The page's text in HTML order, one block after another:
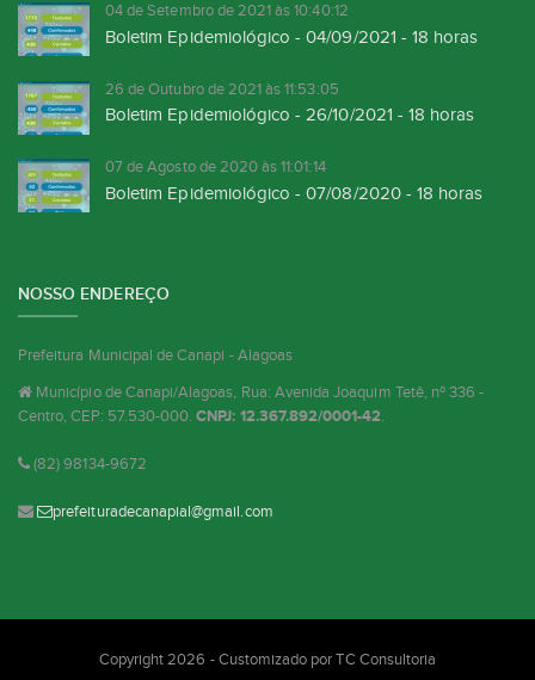
04 de Setembro de 2021 às 10:40:12
Boletim Epidemiológico - 04/09/2021 - 18 horas
26 de Outubro de 2021 às 11:53:05
Boletim Epidemiológico - 26/10/2021 - 18 horas
07 de Agosto de 2020 às 11:01:14
Boletim Epidemiológico - 07/08/2020 - 18 horas
NOSSO ENDEREÇO
Prefeitura Municipal de Canapi - Alagoas
Município de Canapi/Alagoas, Rua: Avenida Joaquim Tetê, nº 336 -
Centro, CEP: 57.530-000.CNPJ: 12.367.892/0001-42
(82) 98134-9672
prefeituradecanapial@gmail.com
Copyright 2026 - Customizado porTC Consultoria